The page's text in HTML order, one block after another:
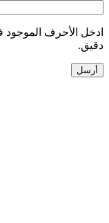
ادخل الأحرف
دقيق.